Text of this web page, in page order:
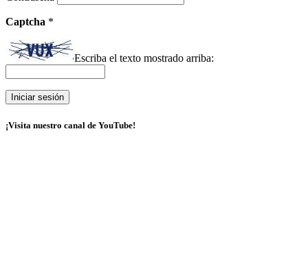
Captcha *
Escriba el texto mostrado arriba:
¡Visita nuestro canal de YouTube!